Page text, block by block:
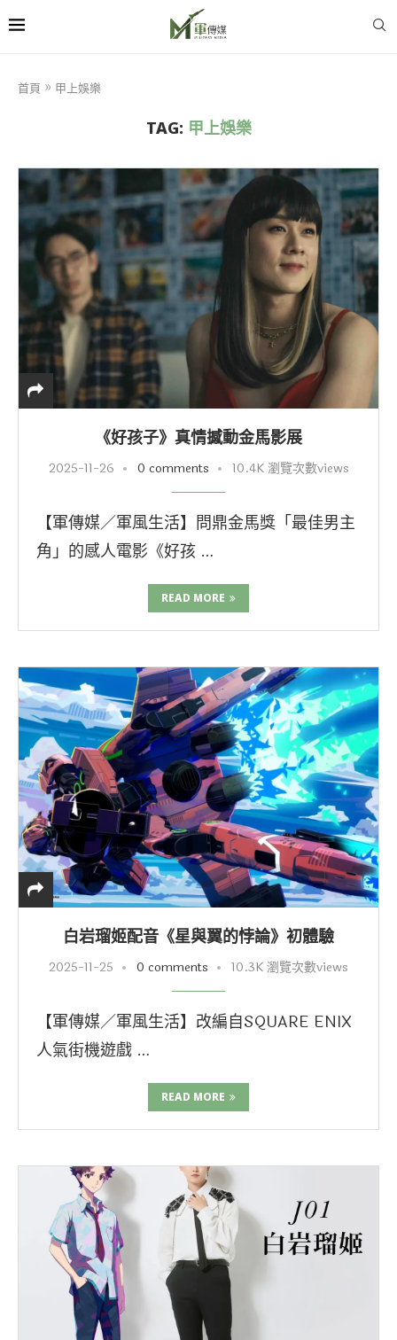
首頁 » 甲上娛樂
TAG: 甲上娛樂
《好孩子》真情撼動金馬影展
2025-11-26 0 comments 10.4K 瀏覽次數views
【軍傳媒／軍風生活】問鼎金馬獎「最佳男主
角」的感人電影《好孩 …
READ MORE
白岩瑠姬配音《星與翼的悖論》初體驗
2025-11-25 0 comments 10.3K 瀏覽次數views
【軍傳媒／軍風生活】改編自SQUARE ENIX
人氣街機遊戲 …
READ MORE